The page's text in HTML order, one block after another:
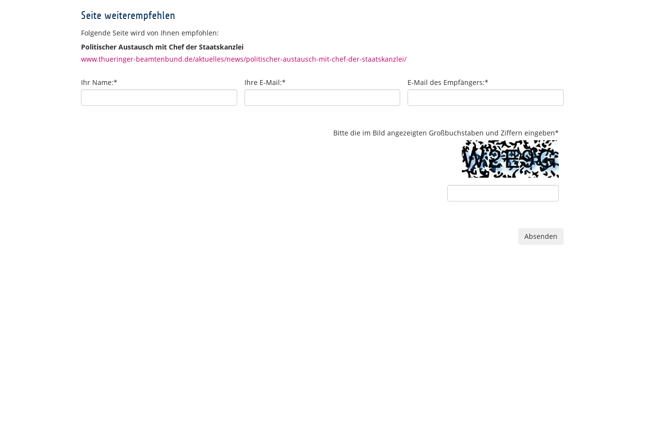
Seite weiterempfehlen
Folgende Seite wird von Ihnen empfohlen:
Politischer Austausch mit Chef der Staatskanzlei
www.thueringer-beamtenbund.de/aktuelles/news/politischer-austausch-mit-chef-der-staatskanzlei/
Ihr Name:* Ihre E-Mail:* E-Mail des Empfängers:*
Bitte die im Bild angezeigten Großbuchstaben und Ziffern eingeben*
Absenden